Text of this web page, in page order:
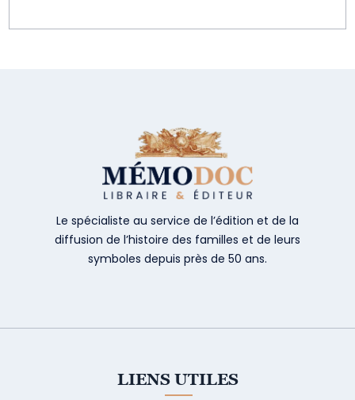
Le spécialiste au service de l’édition et de la
diffusion de l’histoire des familles et de leurs
symboles depuis près de 50 ans.
LIENS UTILES